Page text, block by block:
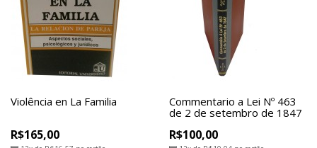
Violência en La Familia
R$165,00
Commentario a Lei Nº 463
de 2 de setembro de 1847
R$100,00